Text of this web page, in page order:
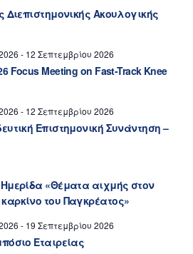
Διεπιστημονικής Ακουλογικής
- 12 Σεπτεμβρίου 2026
Focus Meeting on Fast-Track Knee
- 12 Σεπτεμβρίου 2026
Επιστημονική Συνάντηση –
Ημερίδα «Θέματα αιχμής στον
του Παγκρέατος»
- 19 Σεπτεμβρίου 2026
Εταιρείας